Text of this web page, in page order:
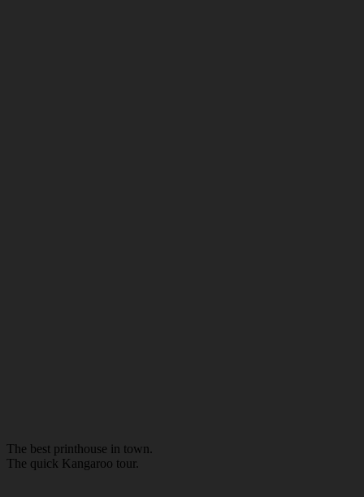
The best printhouse in town.
The quick Kangaroo tour.